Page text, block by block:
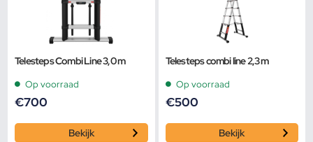
Telesteps Combi Line 3,0 m
Op voorraad
€700
Bekijk
Telesteps combi line 2,3 m
Op voorraad
€500
Bekijk